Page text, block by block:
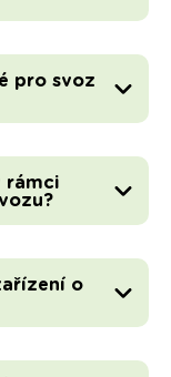
pro svoz
rámci
o